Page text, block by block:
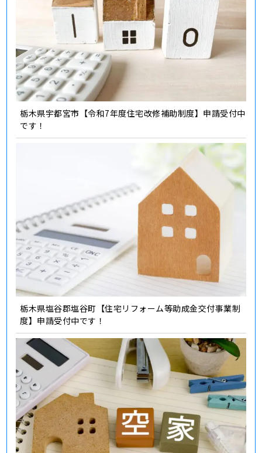
栃木県宇都宮市【令和7年度住宅改修補助制度】申請受付中
です！
栃木県塩谷郡塩谷町【住宅リフォーム等助成金交付事業制
度】申請受付中です！